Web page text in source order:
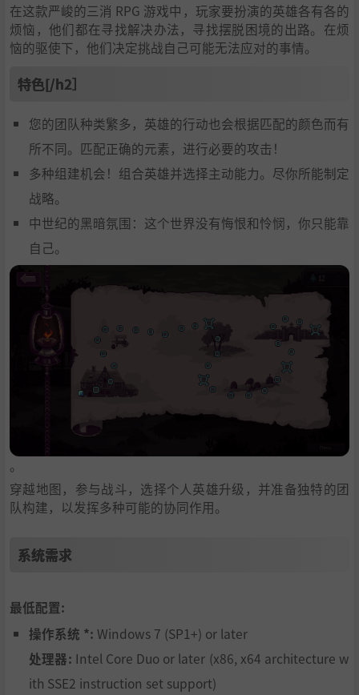
在这款严峻的三消 RPG 游戏中，玩家要扮演的英雄各有各的
烦恼，他们都在寻找解决办法，寻找摆脱困境的出路。在烦
恼的驱使下，他们决定挑战自己可能无法应对的事情。
特色[/h2］
您的团队种类繁多，英雄的行动也会根据匹配的颜色而有
所不同。匹配正确的元素，进行必要的攻击！
多种组建机会！组合英雄并选择主动能力。尽你所能制定
战略。
中世纪的黑暗氛围：这个世界没有悔恨和怜悯，你只能靠
自己。
。
穿越地图，参与战斗，选择个人英雄升级，并准备独特的团
队构建，以发挥多种可能的协同作用。
系统需求
最低配置:
操作系统 *: Windows 7 (SP1+) or later
处理器: Intel Core Duo or later (x86, x64 architecture w
ith SSE2 instruction set support)